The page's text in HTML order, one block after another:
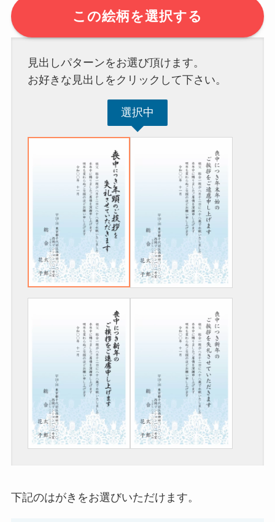
この絵柄を選択する
見出しパターンをお選び頂けます。
お好きな見出しをクリックして下さい。
選択中
下記のはがきをお選びいただけます。